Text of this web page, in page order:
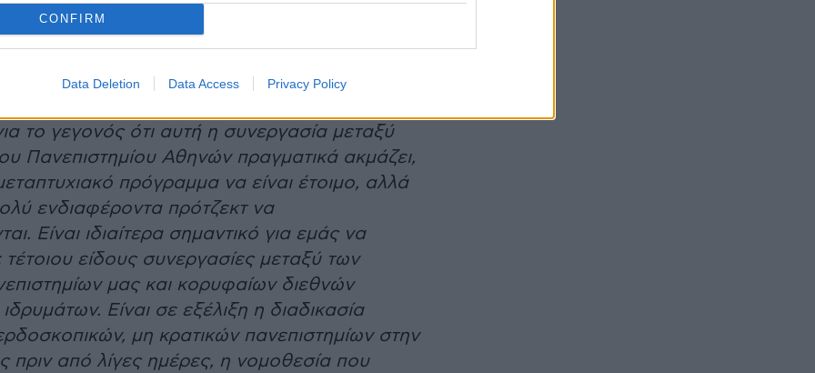
CONFIRM
Data Deletion Data Access Privacy Policy
καθηκόντων σας και για την πολύ
σας στην τελετή αποφοίτησης, την οποία
να ακούσω, σε μια πραγματικά πολύ
τελετή, και ιδιαίτερα παραδοσιακή.
το γεγονός ότι αυτή η συνεργασία μεταξύ
Πανεπιστημίου Αθηνών πραγματικά ακμάζει,
πρόγραμμα να είναι έτοιμο, αλλά
ενδιαφέροντα πρότζεκτ να
Είναι ιδιαίτερα σημαντικό για εμάς να
τέτοιου είδους συνεργασίες μεταξύ των
μας και κορυφαίων διεθνών
Είναι σε εξέλιξη η διαδικασία
μη κρατικών πανεπιστημίων στην
πριν από λίγες ημέρες, η νομοθεσία που